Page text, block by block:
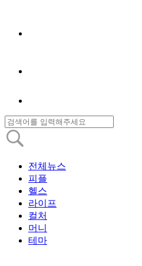
전체뉴스
피플
헬스
라이프
컬처
머니
테마